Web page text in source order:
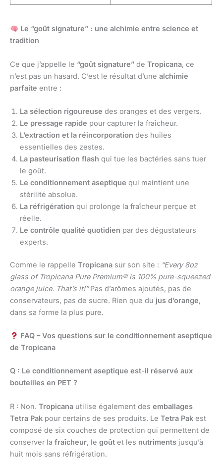
Le “goût signature” : une alchimie entre science et
tradition
Ce que j’appelle le “goût signature” de Tropicana, ce
n’est pas un hasard. C’est le résultat d’une alchimie
parfaite entre :
La sélection rigoureuse des oranges et des vergers.
Le pressage rapide pour capturer la fraîcheur.
L’extraction et la réincorporation des huiles
essentielles des zestes.
La pasteurisation flash qui tue les bactéries sans tuer
le goût.
Le conditionnement aseptique qui maintient une
stérilité absolue.
La réfrigération qui prolonge la fraîcheur perçue et
réelle.
Le contrôle qualité quotidien par des dégustateurs
experts.
Comme le rappelle Tropicana sur son site : “Every 8oz
glass of Tropicana Pure Premium® is 100% pure-squeezed
orange juice. That’s it!”Pas d’arômes ajoutés, pas de
conservateurs, pas de sucre. Rien que du jus d’orange,
dans sa forme la plus pure.
FAQ – Vos questions sur le conditionnement aseptique
de Tropicana
Q : Le conditionnement aseptique est-il réservé aux
bouteilles en PET ?
R : Non. Tropicana utilise également des emballages
Tetra Pak pour certains de ses produits. Le Tetra Pak est
composé de six couches de protection qui permettent de
conserver la fraîcheur, le goût et les nutriments jusqu’à
huit mois sans réfrigération.